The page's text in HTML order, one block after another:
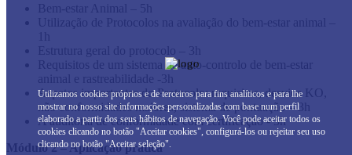
Utilizamos cookies próprios e de terceiros para fins analíticos e para lhe
mostrar no nosso site informações personalizadas com base num perfil
elaborado a partir dos seus hábitos de navegação. Você pode aceitar todos os
cookies clicando no botão "Aceitar cookies", configurá-los ou rejeitar seu uso
clicando no botão "Aceitar seleção".
Bem-estar Animal – 5h
Utilização de Protocolos na avaliação do bem-estar animal –
1h
Estrutura geral do protocolo – 3h
Requisitos de um sistema de auto-controlo de bem-estar
animal e rastreabilidade -3h
Aspetos importantes do Protocolo: requisitos, desvios KO,
não conformidades maiores, sistema de pontuação – 3h
A auditoria de conformidade com certificação - 3h
Módulo 2 – Aplicação prática